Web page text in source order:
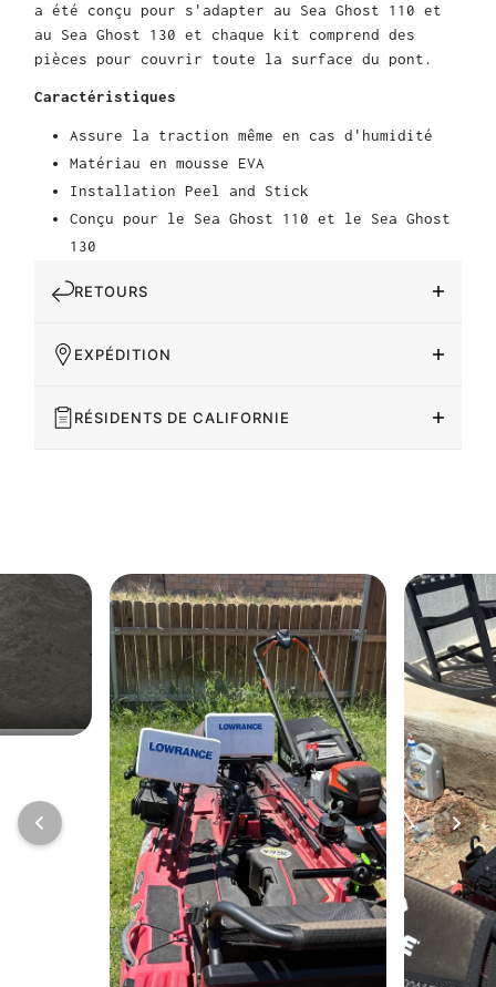
a été conçu pour s'adapter au Sea Ghost 110 et
au Sea Ghost 130 et chaque kit comprend des
pièces pour couvrir toute la surface du pont.
Caractéristiques
Assure la traction même en cas d'humidité
Matériau en mousse EVA
Installation Peel and Stick
Conçu pour le Sea Ghost 110 et le Sea Ghost
130
RETOURS
EXPÉDITION
RÉSIDENTS DE CALIFORNIE